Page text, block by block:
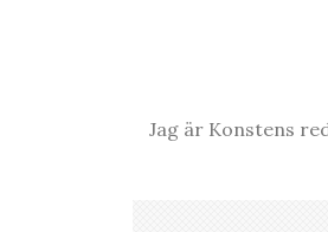
Jag är Konstens